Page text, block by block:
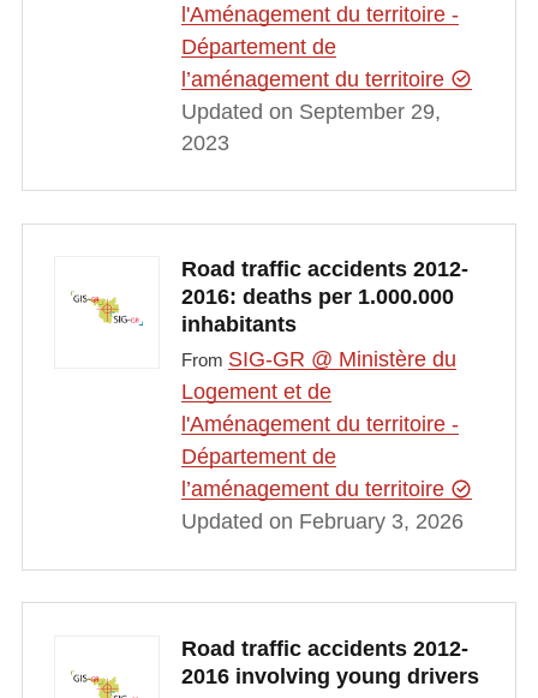
l'Aménagement du territoire -
Département de
l’aménagement du territoire
Updated on September 29,
2023
Road traffic accidents 2012-
2016: deaths per 1.000.000
inhabitants
From SIG-GR @ Ministère du
Logement et de
l'Aménagement du territoire -
Département de
l’aménagement du territoire
Updated on February 3, 2026
Road traffic accidents 2012-
2016 involving young drivers